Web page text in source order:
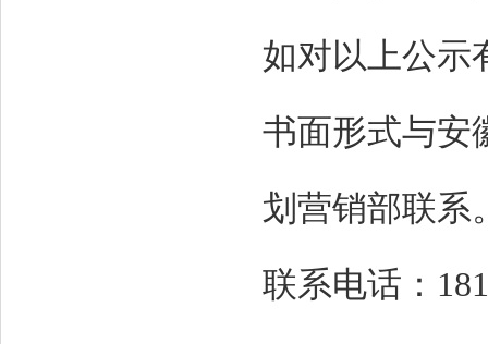
如对以上公示
书面形式与安
划营销部联系
联系电话：